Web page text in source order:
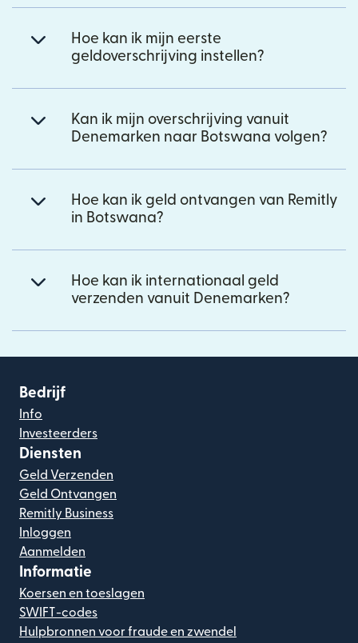
Hoe kan ik mijn eerste
geldoverschrijving instellen?
Kan ik mijn overschrijving vanuit
Denemarken naar Botswana volgen?
Hoe kan ik geld ontvangen van Remitly
in Botswana?
Hoe kan ik internationaal geld
verzenden vanuit Denemarken?
Bedrijf
Info
Investeerders
Diensten
Geld Verzenden
Geld Ontvangen
Remitly Business
Inloggen
Aanmelden
Informatie
Koersen en toeslagen
SWIFT-codes
Hulpbronnen voor fraude en zwendel